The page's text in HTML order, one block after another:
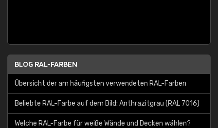
BLOG RAL-FARBEN
Übersicht der am häufigsten verwendeten RAL-Farben
Beliebte RAL-Farbe auf dem Bild: Anthrazitgrau (RAL 7016)
Welche RAL-Farbe für weiße Wände und Decken wählen?